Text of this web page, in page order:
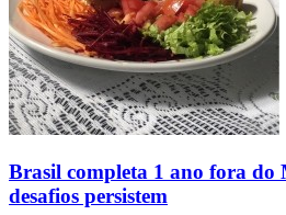
Brasil completa 1 ano fora do
desafios persistem